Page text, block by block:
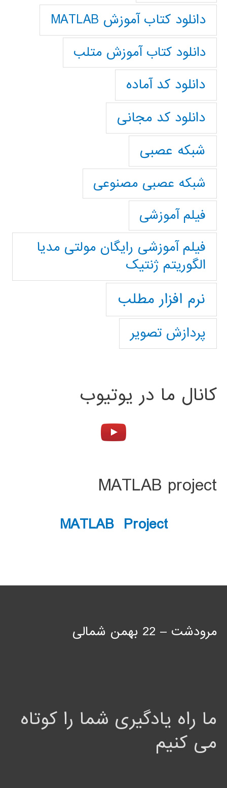
دانلود کتاب آموزش MATLAB
دانلود کتاب آموزش متلب
دانلود کد آماده
دانلود کد مجانی
شبکه عصبی
شبکه عصبی مصنوعی
فیلم آموزشی
فیلم آموزشی رایگان مولتی مدیا
الگوریتم ژنتیک
نرم افزار مطلب
پردازش تصویر
کانال ما در یوتیوب
MATLAB project
MATLAB Project
مرودشت – 22 بهمن شمالی
ما راه یادگیری شما را کوتاه
می کنیم